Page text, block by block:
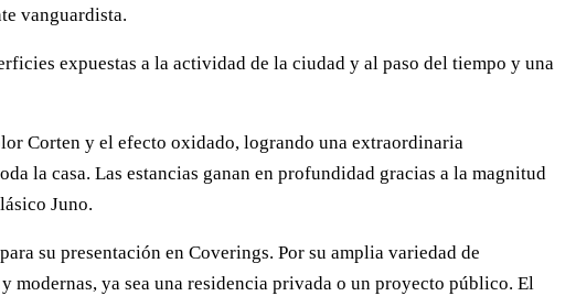
vanguardista.
expuestas a la actividad de la ciudad y al paso del tiempo y una
Corten y el efecto oxidado, logrando una extraordinaria
la casa. Las estancias ganan en profundidad gracias a la magnitud
Juno.
su presentación en Coverings. Por su amplia variedad de
ya sea una residencia privada o un proyecto público. El